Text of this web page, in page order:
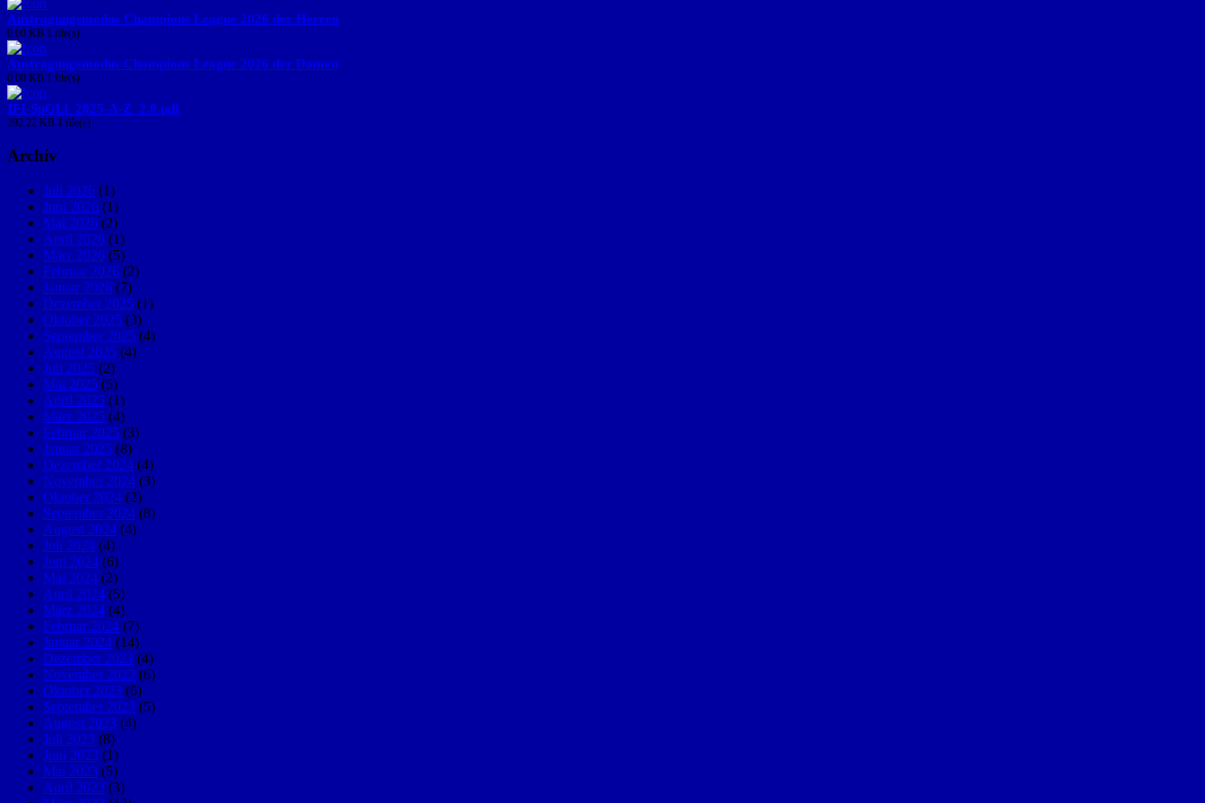
Austragungsmodus Champions League 2026 der Herren
0.00 KB 1 file(s)
Austragungsmodus Champions League 2026 der Damen
0.00 KB 1 file(s)
IFI-SpGLi_2025-A-Z_2.0.pdf
292.22 KB 1 file(s)
Archiv
Juli 2026 (1)
Juni 2026 (1)
Mai 2026 (2)
April 2026 (1)
März 2026 (5)
Februar 2026 (2)
Januar 2026 (7)
Dezember 2025 (1)
Oktober 2025 (3)
September 2025 (4)
August 2025 (4)
Juli 2025 (2)
Mai 2025 (5)
April 2025 (1)
März 2025 (4)
Februar 2025 (3)
Januar 2025 (8)
Dezember 2024 (4)
November 2024 (3)
Oktober 2024 (2)
September 2024 (8)
August 2024 (4)
Juli 2024 (4)
Juni 2024 (6)
Mai 2024 (2)
April 2024 (5)
März 2024 (4)
Februar 2024 (7)
Januar 2024 (14)
Dezember 2023 (4)
November 2023 (6)
Oktober 2023 (6)
September 2023 (5)
August 2023 (4)
Juli 2023 (8)
Juni 2023 (1)
Mai 2023 (5)
April 2023 (3)